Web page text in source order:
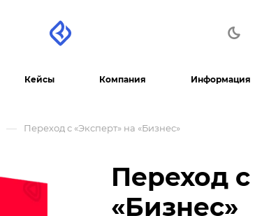
Кейсы Компания Информация
— Переход с «Эксперт» на «Бизнес»
Переход
«Бизнес»